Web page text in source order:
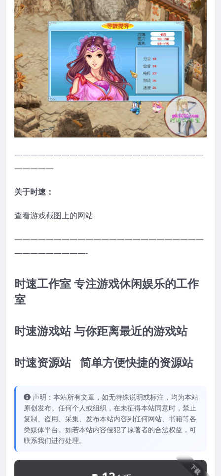
————————————————————————
—————
关于时速：
查看游戏截图上的网站
————————————————————————
—————————-
时速工作室 专注游戏休闲娱乐的工作
室
时速游戏站 与你距离最近的游戏站
时速资源站 简单方便快捷的资源站
声明：本站所有文章，如无特殊说明或标注，均为本站
原创发布。任何个人或组织，在未征得本站同意时，禁止
复制、盗用、采集、发布本站内容到任何网站、书籍等各
类媒体平台。如若本站内容侵犯了原著者的合法权益，可
联系我们进行处理。
下载